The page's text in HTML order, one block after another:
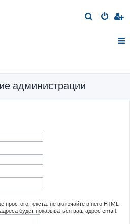
о
администрации
текста, не включайте в него HTML
будет показываться ваш адрес email.